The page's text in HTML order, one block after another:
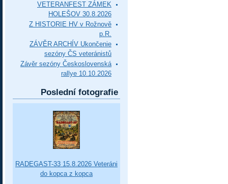
VETERANFEST ZÁMEK
HOLEŠOV 30.8.2026
Z HISTORIE HV v Rožnově
p.R.
ZÁVĚR ARCHÍV Ukončenie
sezóny ČS veteránistů
Závěr sezóny Československá
rallye 10.10.2026
Poslední fotografie
RADEGAST-33 15.8.2026 Veteráni
do kopca z kopca